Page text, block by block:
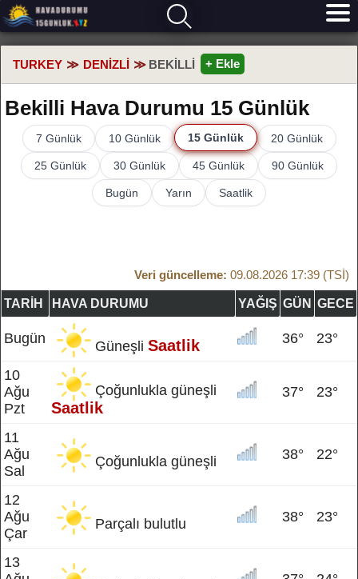
TURKEY DENIZLI BEKILLI + Ekle
Bekilli Hava Durumu 15 Günlük
7 Günlük 10 Günlük 15 Günlük 20 Günlük
25 Günlük 30 Günlük 45 Günlük 90 Günlük
Bugün Yarın Saatlik
Veri güncelleme: 09.08.2026 17:39 (TSİ)
TARIH HAVA DURUMU YAĞIŞ GÜN GECE
Bugün Güneşli Saatlik 36° 23°
10
Ağu
Pzt
Çoğunlukla güneşli
Saatlik
37° 23°
11
Ağu
Sal
Çoğunlukla güneşli 38° 22°
12
Ağu
Çar
Parçalı bulutlu 38° 23°
13